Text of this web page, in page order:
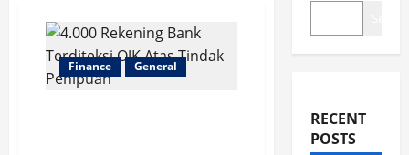
Finance General
RECENT
POSTS